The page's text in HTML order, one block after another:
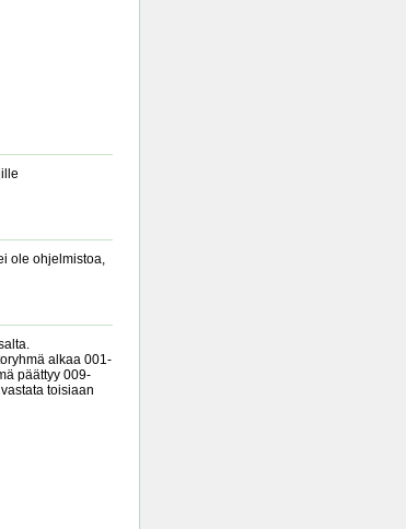
ole ohjelmistoa,
alkaa 001-
päättyy 009-
toisiaan